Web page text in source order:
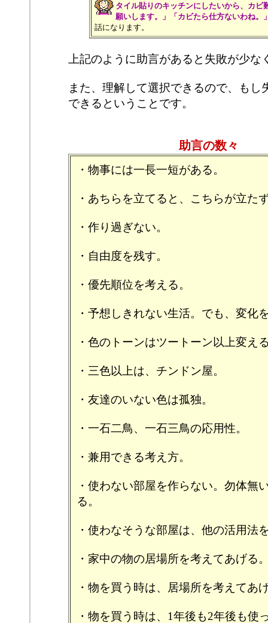
タイル貼りのキッチンにしたいから、カビ
願いします。」「カビたら仕方ないわね。
話になります。
上記のように助言があると失敗が少な
また、理解して選択できるので、もし
できるということです。
助言の数々
・物事には一長一短がある。
・あちらを立てると、こちらが立た
・作り過ぎない。
・自由度を残す。
・優先順位を考える。
・予想しきれない生活。でも、変化
・色のトーンはツートーン以上変え
・三色以上は、チンドン屋。
・友達のいない色は孤独。
・一石二鳥、一石三鳥の応用性。
・兼用できる考え方。
・使わない部屋を作らない。勿体無
る。
・使わなそうな部屋は、他の活用法
・家中の物の居場所を考えてあげる
・物を買う時は、居場所を考えてあ
・物を買う時は、1年後も2年後も使